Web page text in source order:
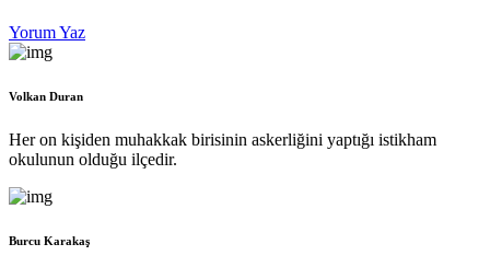
Yorum Yaz
Volkan Duran
Her on kişiden muhakkak birisinin askerliğini yaptığı istikham
okulunun olduğu ilçedir.
Burcu Karakaş